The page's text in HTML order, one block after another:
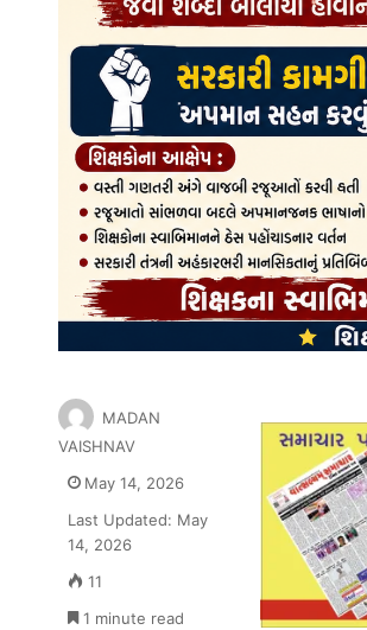
MADAN
VAISHNAV
May 14, 2026
Last Updated: May
14, 2026
11
1 minute read